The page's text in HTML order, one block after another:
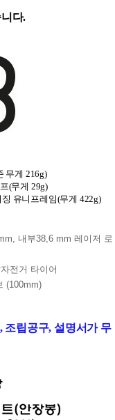
다.
무게 216g)
(무게 29g)
유니프레임(무게 422g)
내부38,6 mm 레이저 로
전거 타이어
(100mm)
조립공구, 설명서가 무